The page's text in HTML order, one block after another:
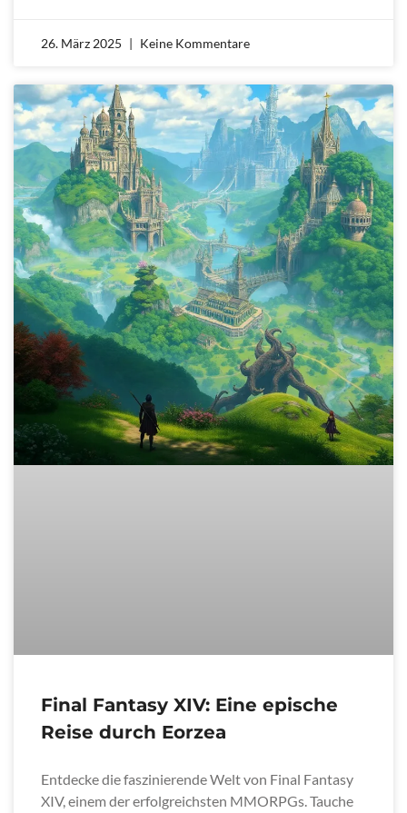
26. März 2025 Keine Kommentare
Final Fantasy XIV: Eine epische
Reise durch Eorzea
Entdecke die faszinierende Welt von Final Fantasy
XIV, einem der erfolgreichsten MMORPGs. Tauche